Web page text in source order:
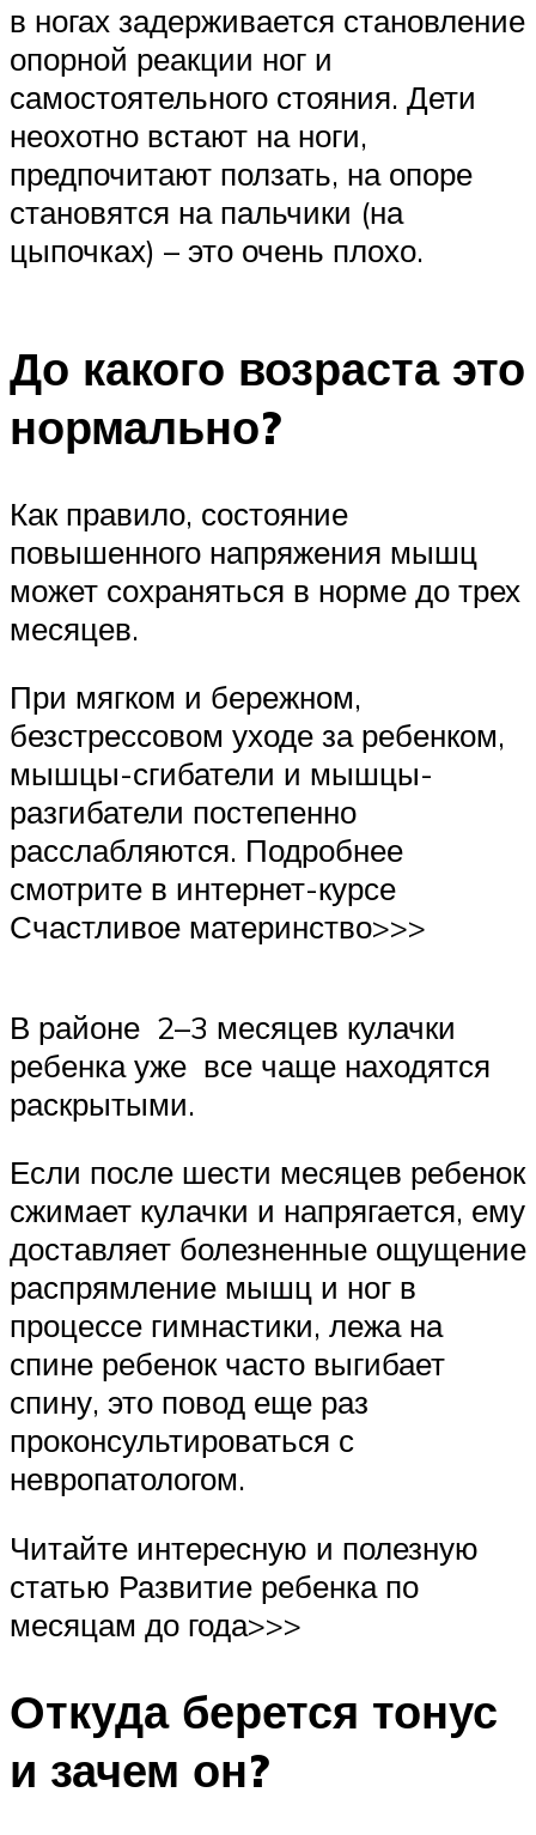
в ногах задерживается становление
опорной реакции ног и
самостоятельного стояния. Дети
неохотно встают на ноги,
предпочитают ползать, на опоре
становятся на пальчики (на
цыпочках) – это очень плохо.
До какого возраста это
нормально?
Как правило, состояние
повышенного напряжения мышц
может сохраняться в норме до трех
месяцев.
При мягком и бережном,
безстрессовом уходе за ребенком,
мышцы-сгибатели и мышцы-
разгибатели постепенно
расслабляются. Подробнее
смотрите в интернет-курсе
Счастливое материнство>>>
В районе 2–3 месяцев кулачки
ребенка уже все чаще находятся
раскрытыми.
Если после шести месяцев ребенок
сжимает кулачки и напрягается, ему
доставляет болезненные ощущение
распрямление мышц и ног в
процессе гимнастики, лежа на
спине ребенок часто выгибает
спину, это повод еще раз
проконсультироваться с
невропатологом.
Читайте интересную и полезную
статью Развитие ребенка по
месяцам до года>>>
Откуда берется тонус
и зачем он?